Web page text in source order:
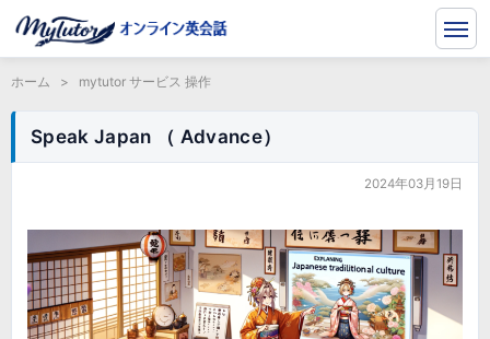
ホーム > mytutor サービス 操作
Speak Japan （ Advance）
2024年03月19日